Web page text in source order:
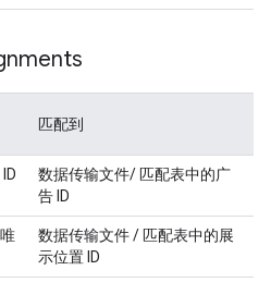
匹配到
数据传输文件/ 匹配表中的广
告 ID
数据传输文件 / 匹配表中的展
示位置 ID